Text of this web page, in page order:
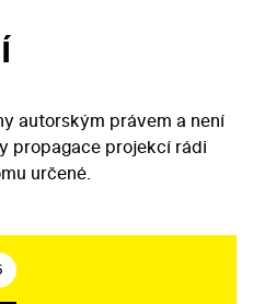
autorským právem a není
propagace projekcí rádi
určené.